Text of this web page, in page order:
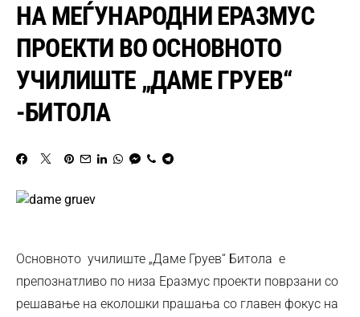
НА МЕЃУНАРОДНИ ЕРАЗМУС
ПРОЕКТИ ВО ОСНОВНОТО
УЧИЛИШТЕ „ДАМЕ ГРУЕВ“
-БИТОЛА
Основното училиште „Даме Груев“ Битола е
препознатливо по низа Еразмус проекти поврзани со
решавање на еколошки прашања со главен фокус на